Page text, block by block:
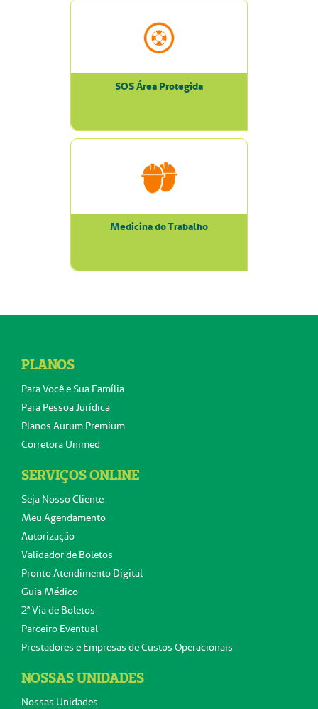
SOS Área Protegida
Medicina do Trabalho
PLANOS
Para Você e Sua Família
Para Pessoa Jurídica
Planos Aurum Premium
Corretora Unimed
SERVIÇOS ONLINE
Seja Nosso Cliente
Meu Agendamento
Autorização
Validador de Boletos
Pronto Atendimento Digital
Guia Médico
2ª Via de Boletos
Parceiro Eventual
Prestadores e Empresas de Custos Operacionais
NOSSAS UNIDADES
Nossas Unidades